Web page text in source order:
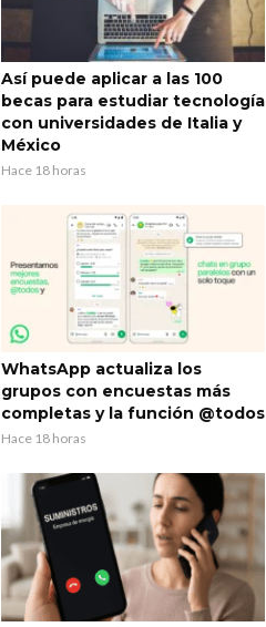
Así puede aplicar a las 100
becas para estudiar tecnología
con universidades de Italia y
México
Hace 18 horas
WhatsApp actualiza los
grupos con encuestas más
completas y la función @todos
Hace 18 horas